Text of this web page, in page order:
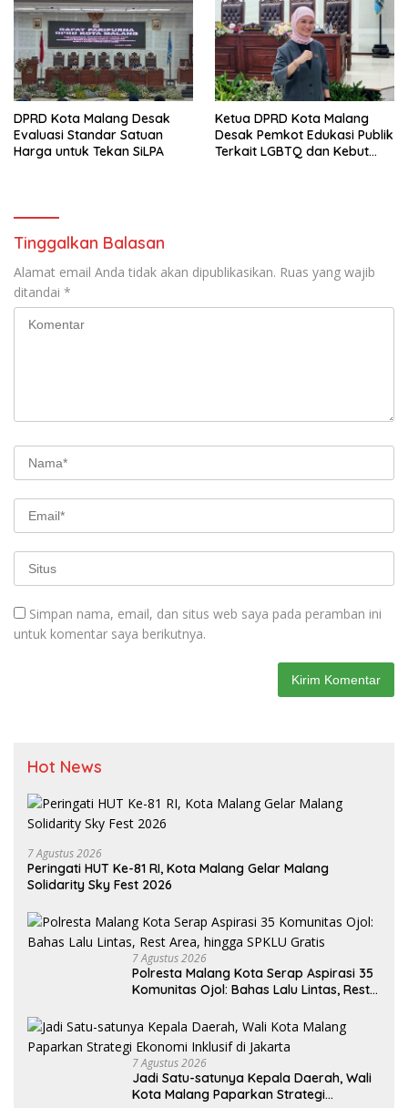
DPRD Kota Malang Desak
Evaluasi Standar Satuan
Harga untuk Tekan SiLPA
Ketua DPRD Kota Malang
Desak Pemkot Edukasi Publik
Terkait LGBTQ dan Kebut
Tinggalkan Balasan
Alamat email Anda tidak akan dipublikasikan. Ruas yang wajib
ditandai *
Simpan nama, email, dan situs web saya pada peramban ini
untuk komentar saya berikutnya.
Hot News
7 Agustus 2026
Peringati HUT Ke-81 RI, Kota Malang Gelar Malang
Solidarity Sky Fest 2026
7 Agustus 2026
Polresta Malang Kota Serap Aspirasi 35
Komunitas Ojol: Bahas Lalu Lintas, Rest
7 Agustus 2026
Jadi Satu-satunya Kepala Daerah, Wali
Kota Malang Paparkan Strategi